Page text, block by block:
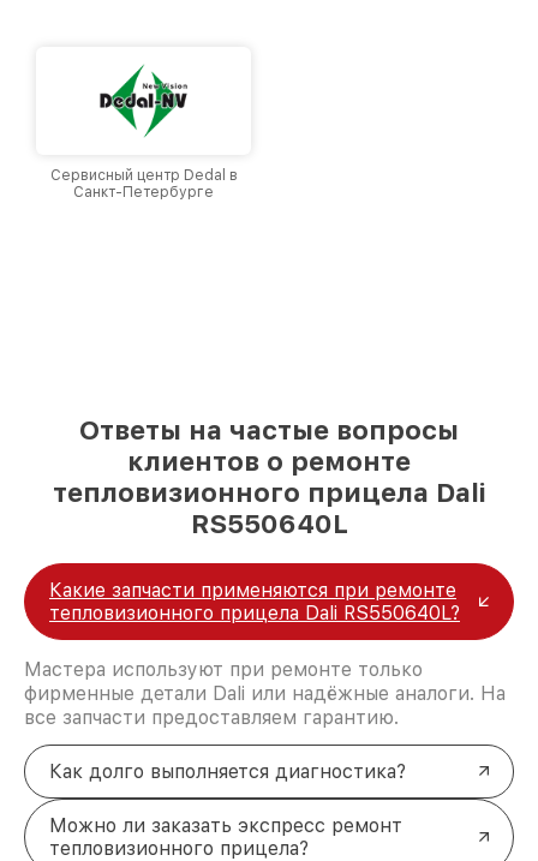
Сервисный центр Dedal в
Санкт-Петербурге
Ответы на частые вопросы
клиентов о ремонте
тепловизионного прицела Dali
RS550640L
Какие запчасти применяются при ремонте
тепловизионного прицела Dali RS550640L?
Мастера используют при ремонте только
фирменные детали Dali или надёжные аналоги. На
все запчасти предоставляем гарантию.
Как долго выполняется диагностика?
Можно ли заказать экспресс ремонт
тепловизионного прицела?